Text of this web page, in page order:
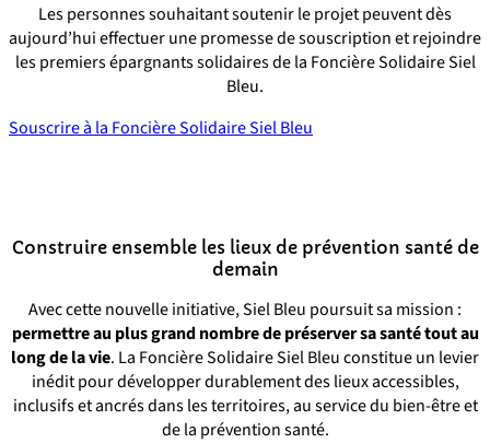
Les personnes souhaitant soutenir le projet peuvent dès
aujourd’hui effectuer une promesse de souscription et rejoindre
les premiers épargnants solidaires de la Foncière Solidaire Siel
Bleu.
Souscrire à la Foncière Solidaire Siel Bleu
Construire ensemble les lieux de prévention santé de
demain
Avec cette nouvelle initiative, Siel Bleu poursuit sa mission :
permettre au plus grand nombre de préserver sa santé tout au
long de la vie. La Foncière Solidaire Siel Bleu constitue un levier
inédit pour développer durablement des lieux accessibles,
inclusifs et ancrés dans les territoires, au service du bien-être et
de la prévention santé.